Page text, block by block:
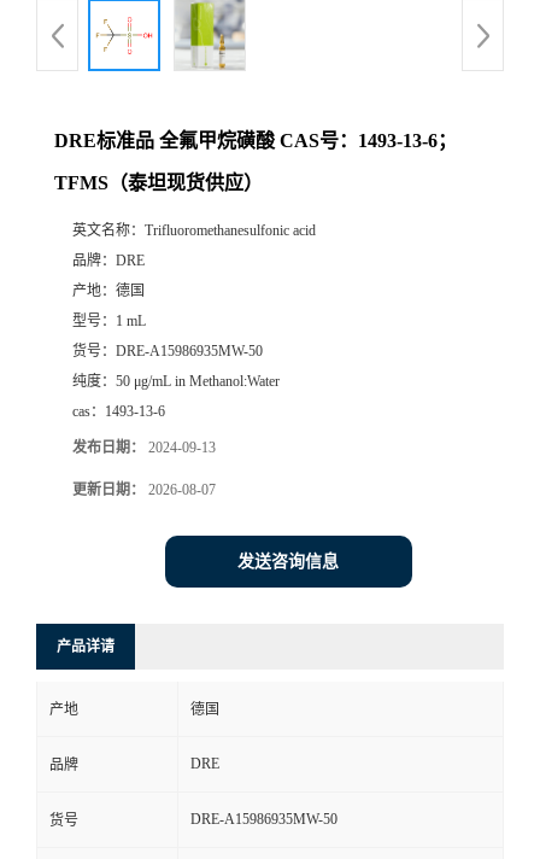
DRE标准品 全氟甲烷磺酸 CAS号：1493-13-6；
TFMS（泰坦现货供应）
英文名称： Trifluoromethanesulfonic acid
品牌： DRE
产地： 德国
型号： 1 mL
货号： DRE-A15986935MW-50
纯度： 50 μg/mL in Methanol:Water
cas： 1493-13-6
发布日期： 2024-09-13
更新日期： 2026-08-07
发送咨询信息
产品详请
产地 德国
品牌 DRE
货号 DRE-A15986935MW-50